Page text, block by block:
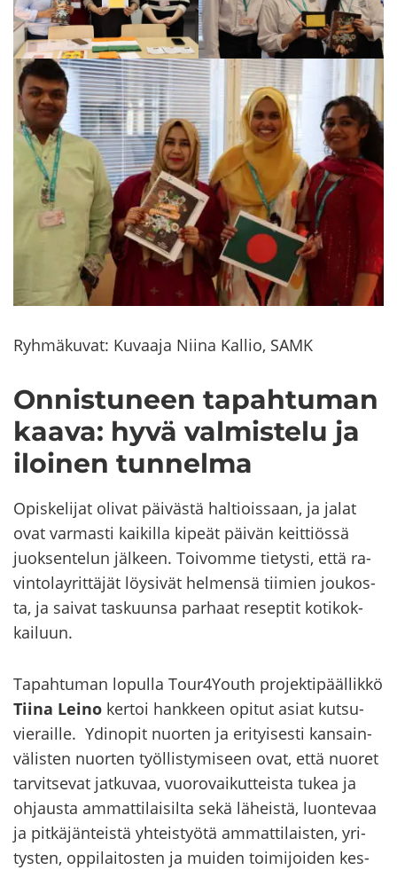
Ryh­mä­ku­vat: Ku­vaa­ja Niina Kal­lio, SAMK
On­nis­tu­neen ta­pah­tu­man
kaava: hyvä val­mis­te­lu ja
iloi­nen tun­nel­ma
Opis­ke­li­jat oli­vat päi­väs­tä hal­tiois­saan, ja jalat
ovat var­mas­ti kai­kil­la ki­peät päi­vän keit­tiös­sä
juok­sen­te­lun jäl­keen. Toi­vom­me tie­tys­ti, että ra­
vin­to­lay­rit­tä­jät löy­si­vät hel­men­sä tii­mien jou­kos­
ta, ja sai­vat tas­kuun­sa par­haat re­sep­tit ko­ti­kok­
kai­luun.
Ta­pah­tu­man lo­pul­la Tour4Youth pro­jek­ti­pääl­lik­kö
Tiina Leino ker­toi hank­keen opi­tut asiat kut­su­
vie­rail­le. Ydin­o­pit nuor­ten ja eri­tyi­ses­ti kan­sain­
vä­lis­ten nuor­ten työl­lis­ty­mi­seen ovat, että nuo­ret
tar­vit­se­vat jat­ku­vaa, vuo­ro­vai­kut­teis­ta tukea ja
oh­jaus­ta am­mat­ti­lai­sil­ta sekä lä­heis­tä, luon­te­vaa
ja pit­kä­jän­teis­tä yh­teis­työ­tä am­mat­ti­lais­ten, yri­
tys­ten, op­pi­lai­tos­ten ja mui­den toi­mi­joi­den kes­